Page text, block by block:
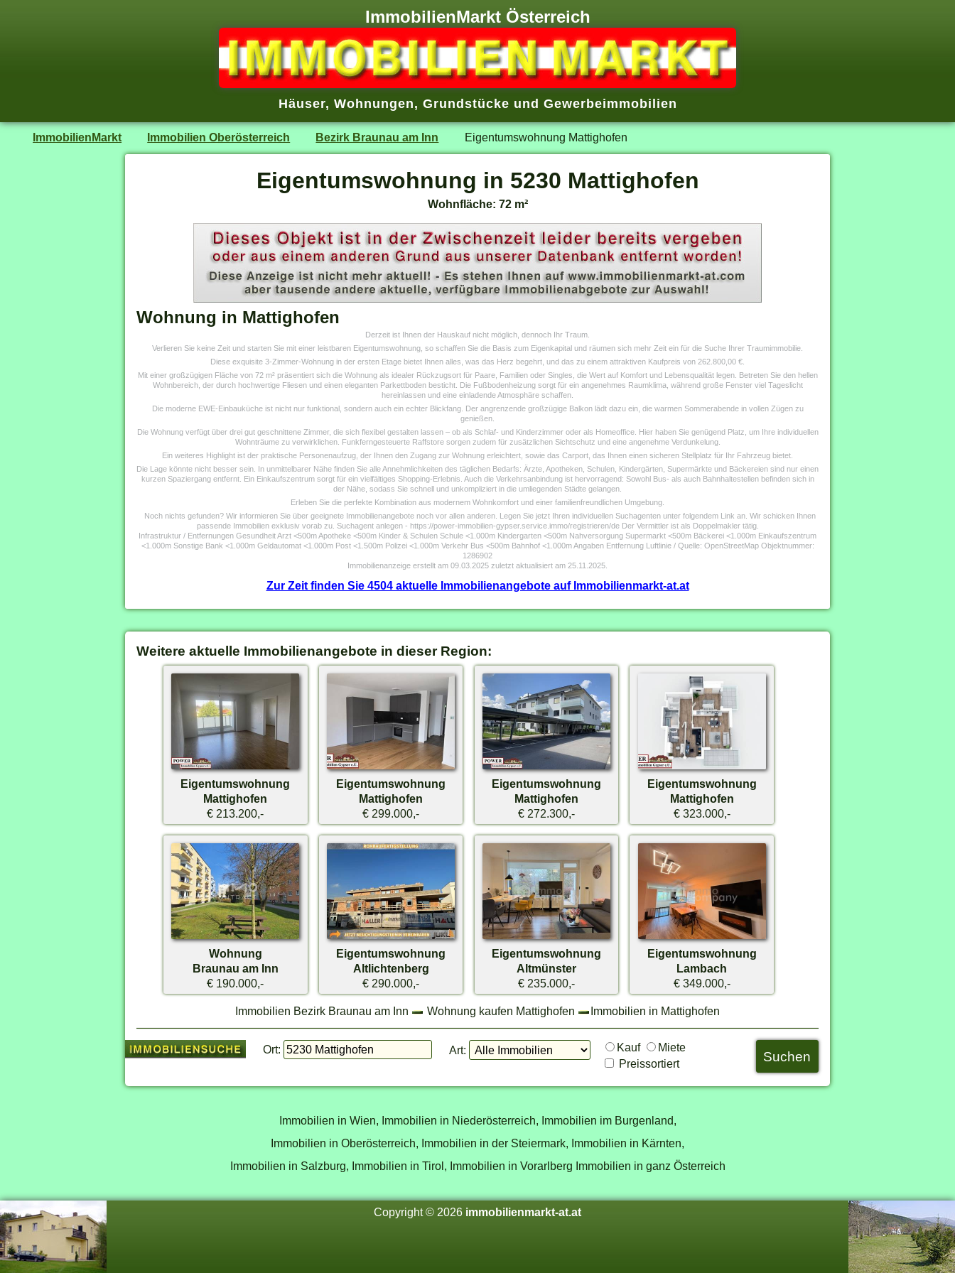
ImmobilienMarkt Österreich
Häuser, Wohnungen, Grundstücke und Gewerbeimmobilien
ImmobilienMarkt Immobilien Oberösterreich Bezirk Braunau am Inn Eigentumswohnung Mattighofen
Eigentumswohnung in 5230 Mattighofen
Wohnfläche: 72 m²
Wohnung in Mattighofen
Derzeit ist Ihnen der Hauskauf nicht möglich, dennoch Ihr Traum.
Verlieren Sie keine Zeit und starten Sie mit einer leistbaren Eigentumswohnung, so schaffen Sie die Basis zum Eigenkapital und räumen sich mehr Zeit ein für die Suche Ihrer Traumimmobilie.
Diese exquisite 3-Zimmer-Wohnung in der ersten Etage bietet Ihnen alles, was das Herz begehrt, und das zu einem attraktiven Kaufpreis von 262.800,00 €.
Mit einer großzügigen Fläche von 72 m² präsentiert sich die Wohnung als idealer Rückzugsort für Paare, Familien oder Singles, die Wert auf Komfort und Lebensqualität legen. Betreten Sie den hellen
Wohnbereich, der durch hochwertige Fliesen und einen eleganten Parkettboden besticht. Die Fußbodenheizung sorgt für ein angenehmes Raumklima, während große Fenster viel Tageslicht
hereinlassen und eine einladende Atmosphäre schaffen.
Die moderne EWE-Einbauküche ist nicht nur funktional, sondern auch ein echter Blickfang. Der angrenzende großzügige Balkon lädt dazu ein, die warmen Sommerabende in vollen Zügen zu
genießen.
Die Wohnung verfügt über drei gut geschnittene Zimmer, die sich flexibel gestalten lassen – ob als Schlaf- und Kinderzimmer oder als Homeoffice. Hier haben Sie genügend Platz, um Ihre individuellen
Wohnträume zu verwirklichen. Funkferngesteuerte Raffstore sorgen zudem für zusätzlichen Sichtschutz und eine angenehme Verdunkelung.
Ein weiteres Highlight ist der praktische Personenaufzug, der Ihnen den Zugang zur Wohnung erleichtert, sowie das Carport, das Ihnen einen sicheren Stellplatz für Ihr Fahrzeug bietet.
Die Lage könnte nicht besser sein. In unmittelbarer Nähe finden Sie alle Annehmlichkeiten des täglichen Bedarfs: Ärzte, Apotheken, Schulen, Kindergärten, Supermärkte und Bäckereien sind nur einen
kurzen Spaziergang entfernt. Ein Einkaufszentrum sorgt für ein vielfältiges Shopping-Erlebnis. Auch die Verkehrsanbindung ist hervorragend: Sowohl Bus- als auch Bahnhaltestellen befinden sich in
der Nähe, sodass Sie schnell und unkompliziert in die umliegenden Städte gelangen.
Erleben Sie die perfekte Kombination aus modernem Wohnkomfort und einer familienfreundlichen Umgebung.
Noch nichts gefunden? Wir informieren Sie über geeignete Immobilienangebote noch vor allen anderen. Legen Sie jetzt Ihren individuellen Suchagenten unter folgendem Link an. Wir schicken Ihnen
passende Immobilien exklusiv vorab zu. Suchagent anlegen - https://power-immobilien-gypser.service.immo/registrieren/de Der Vermittler ist als Doppelmakler tätig.
Infrastruktur / Entfernungen Gesundheit Arzt <500m Apotheke <500m Kinder & Schulen Schule <1.000m Kindergarten <500m Nahversorgung Supermarkt <500m Bäckerei <1.000m Einkaufszentrum
<1.000m Sonstige Bank <1.000m Geldautomat <1.000m Post <1.500m Polizei <1.000m Verkehr Bus <500m Bahnhof <1.000m Angaben Entfernung Luftlinie / Quelle: OpenStreetMap Objektnummer:
1286902
Immobilienanzeige erstellt am 09.03.2025 zuletzt aktualisiert am 25.11.2025.
Zur Zeit finden Sie 4504 aktuelle Immobilienangebote auf Immobilienmarkt-at.at
Weitere aktuelle Immobilienangebote in dieser Region:
Eigentumswohnung
Mattighofen
€ 213.200,-
Eigentumswohnung
Mattighofen
€ 299.000,-
Eigentumswohnung
Mattighofen
€ 272.300,-
Eigentumswohnung
Mattighofen
€ 323.000,-
Wohnung
Braunau am Inn
€ 190.000,-
Eigentumswohnung
Altlichtenberg
€ 290.000,-
Eigentumswohnung
Altmünster
€ 235.000,-
Eigentumswohnung
Lambach
€ 349.000,-
Immobilien Bezirk Braunau am Inn Wohnung kaufen Mattighofen Immobilien in Mattighofen
Ort: Art: Kauf
Miete
Preissortiert
Immobilien in Wien, Immobilien in Niederösterreich, Immobilien im Burgenland,
Immobilien in Oberösterreich, Immobilien in der Steiermark, Immobilien in Kärnten,
Immobilien in Salzburg, Immobilien in Tirol, Immobilien in Vorarlberg Immobilien in ganz Österreich
Copyright © 2026 immobilienmarkt-at.at